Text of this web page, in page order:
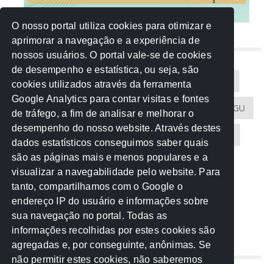
NUVEM DE TAGS
Acontece na Rede AGU AMM
Atricon Audicom CAU-MT CGU
CREA-MT Eventos MPC-MT MPE-MT
MPF Notícias PF PGE-MT PGR
Receita Federal Sem categoria
TCE-MT TCU TRE
REDE NOS ESTADOS
O nosso portal utiliza cookies para otimizar e
aprimorar a navegação e a experiência de
nossos usuários. O portal vale-se de cookies
de desempenho e estatística, ou seja, são
cookies utilizados através da ferramenta
Google Analytics para contar visitas e fontes
de tráfego, a fim de analisar e melhorar o
desempenho do nosso website. Através destes
dados estatísticos conseguimos saber quais
são as páginas mais e menos populares e a
visualizar a navegabilidade pelo website. Para
tanto, compartilhamos com o Google o
endereço IP do usuário e informações sobre
sua navegação no portal. Todas as
informações recolhidas por estes cookies são
agregadas e, por conseguinte, anônimas. Se
não permitir estes cookies, não saberemos